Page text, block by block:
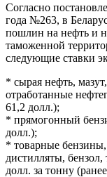
Согласно
года №263, в
пошлин на нефть и
таможенной
следующие ставки
* сырая нефть,
отработанные
61,2 долл.);
* прямогонный
долл.);
* товарные бензины,
дистилляты,
долл. за тонну